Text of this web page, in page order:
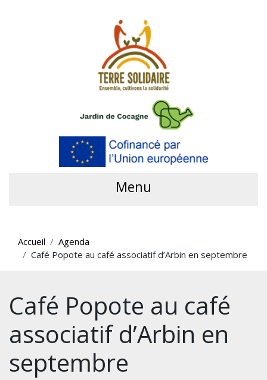
Menu
Accueil
Agenda
Café Popote au café associatif d’Arbin en septembre
Café Popote au café
associatif d’Arbin en
septembre